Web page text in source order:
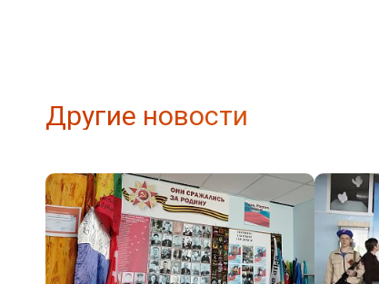
Другие новости